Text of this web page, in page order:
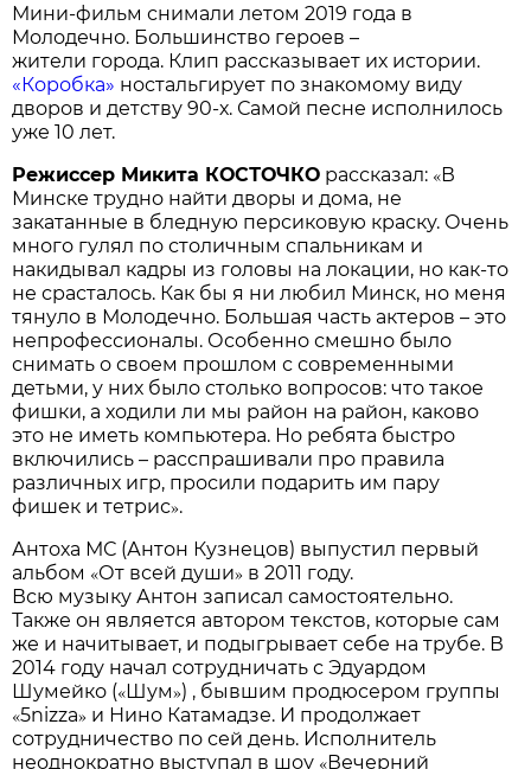
Мини-фильм снимали летом 2019 года в
Молодечно. Большинство героев –
жители города. Клип рассказывает их истории.
«Коробка» ностальгирует по знакомому виду
дворов и детству 90-х. Самой песне исполнилось
уже 10 лет.
Режиссер Микита КОСТОЧКО рассказал: «В
Минске трудно найти дворы и дома, не
закатанные в бледную персиковую краску. Очень
много гулял по столичным спальникам и
накидывал кадры из головы на локации, но как-то
не срасталось. Как бы я ни любил Минск, но меня
тянуло в Молодечно. Большая часть актеров – это
непрофессионалы. Особенно смешно было
снимать о своем прошлом с современными
детьми, у них было столько вопросов: что такое
фишки, а ходили ли мы район на район, каково
это не иметь компьютера. Но ребята быстро
включились – расспрашивали про правила
различных игр, просили подарить им пару
фишек и тетрис».
Антоха МС (Антон Кузнецов) выпустил первый
альбом «От всей души» в 2011 году.
Всю музыку Антон записал самостоятельно.
Также он является автором текстов, которые сам
же и начитывает, и подыгрывает себе на трубе. В
2014 году начал сотрудничать с Эдуардом
Шумейко («Шум») , бывшим продюсером группы
«5nizza» и Нино Катамадзе. И продолжает
сотрудничество по сей день. Исполнитель
неоднократно выступал в шоу «Вечерний